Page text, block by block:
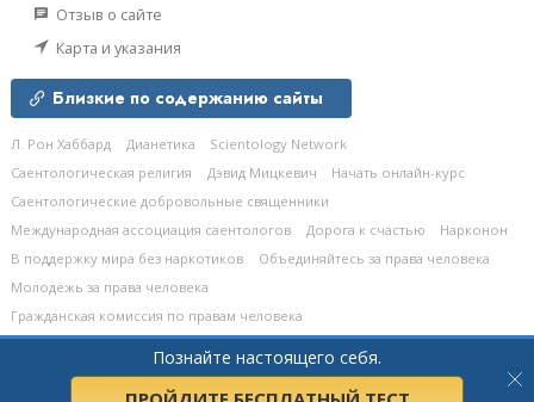
Познайте настоящего себя.
Отзыв о сайте
Карта и указания
Близкие по содержанию сайты
Л. Рон Хаббард Дианетика
Scientology Network
Саентологическая религия
Дэвид Мицкевич
Начать онлайн-курс
Саентологические добровольные священники
Международная ассоциация саентологов
Дорога к счастью
Нарконон
В поддержку мира без наркотиков
Объединяйтесь за права человека
Молодёжь за права человека
Гражданская комиссия по правам человека
Church of Scientology Celebrity Centre International.
защищены.Политика конфиденциальности•Политика в отношении cookie-
Условия пользования сайтом•Правовые положения